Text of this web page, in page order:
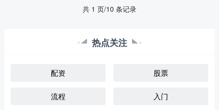
共 1 页/10 条记录
热点关注
配资 股票
流程 入门